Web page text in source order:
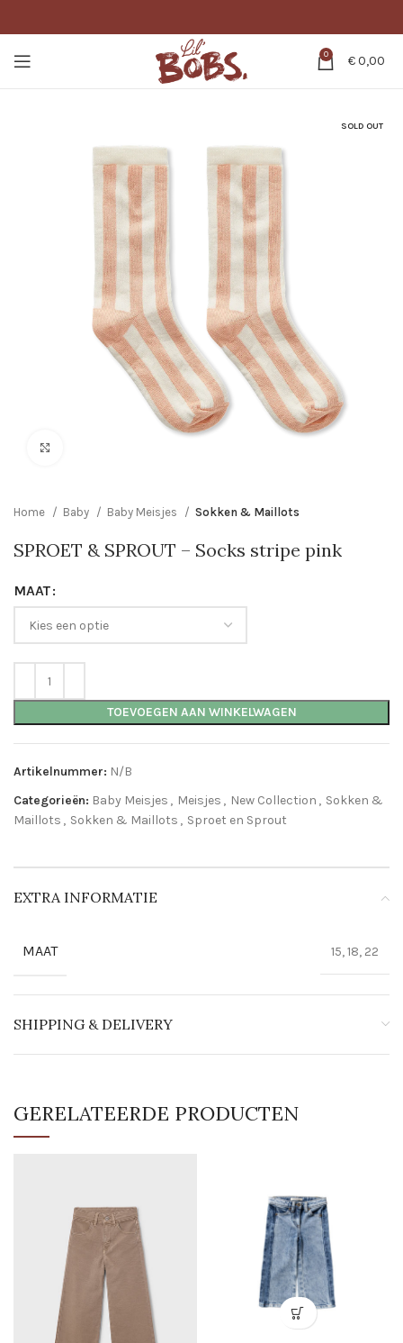
0 €0,00
SOLD OUT
Home Baby Baby Meisjes Sokken & Maillots
SPROET & SPROUT – Socks stripe pink
MAAT
TOEVOEGEN AAN WINKELWAGEN
Artikelnummer: N/B
Categorieën: Baby Meisjes , Meisjes , New Collection , Sokken &
Maillots , Sokken & Maillots , Sproet en Sprout
EXTRA INFORMATIE
MAAT 15, 18, 22
SHIPPING & DELIVERY
GERELATEERDE PRODUCTEN